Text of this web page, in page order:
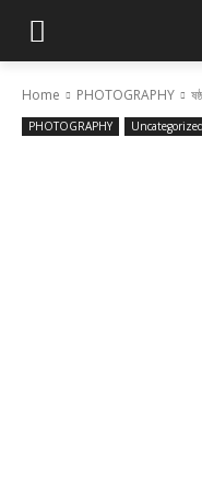
Home PHOTOGRAPHY
PHOTOGRAPHY Uncategorized